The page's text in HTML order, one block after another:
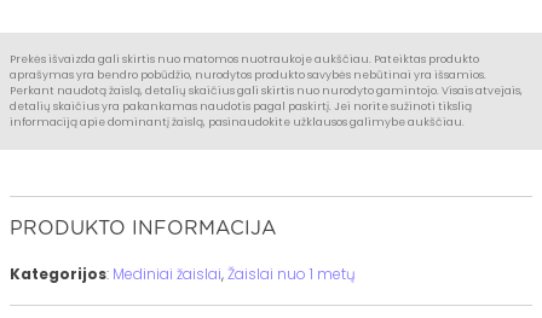
Prekės išvaizda gali skirtis nuo matomos nuotraukoje aukščiau. Pateiktas produkto
aprašymas yra bendro pobūdžio, nurodytos produkto savybės nebūtinai yra išsamios.
Perkant naudotą žaislą, detalių skaičius gali skirtis nuo nurodyto gamintojo. Visais atvejais,
detalių skaičius yra pakankamas naudotis pagal paskirtį. Jei norite sužinoti tikslią
informaciją apie dominantį žaislą, pasinaudokite užklausos galimybe aukščiau.
PRODUKTO INFORMACIJA
Kategorijos: Mediniai žaislai,Žaislai nuo 1 metų